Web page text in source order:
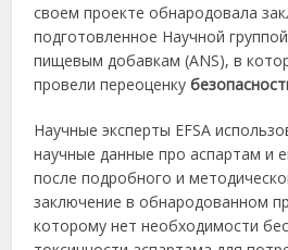
своем проекте обнародовала
подготовленное Научной
пищевым добавкам (ANS), в
провели переоценку
Научные эксперты EFSA
научные данные про аспартам и
после подробного и
заключение в обнародованном
которому нет необходимости